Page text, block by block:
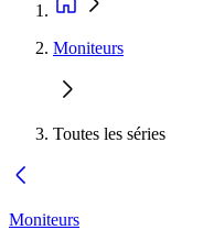
Moniteurs
Toutes les séries
Moniteurs